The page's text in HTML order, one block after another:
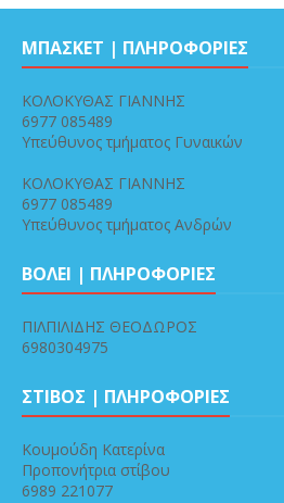
ΜΠΑΣΚΕΤ | ΠΛΗΡΟΦΟΡΙΕΣ
ΚΟΛΟΚΥΘΑΣ ΓΙΑΝΝΗΣ
6977 085489
Υπεύθυνος τμήματος Γυναικών
ΚΟΛΟΚΥΘΑΣ ΓΙΑΝΝΗΣ
6977 085489
Υπεύθυνος τμήματος Ανδρών
ΒΟΛΕΙ | ΠΛΗΡΟΦΟΡΙΕΣ
ΠΙΛΠΙΛΙΔΗΣ ΘΕΟΔΩΡΟΣ
6980304975
ΣΤΙΒΟΣ | ΠΛΗΡΟΦΟΡΙΕΣ
Κουμούδη Κατερίνα
Προπονήτρια στίβου
6989 221077